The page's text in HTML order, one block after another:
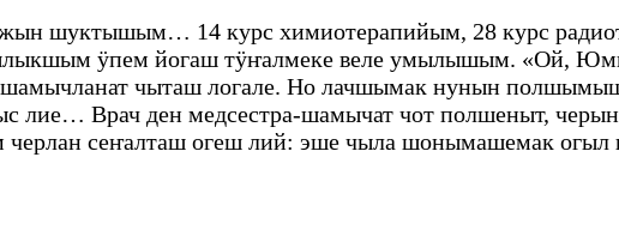
шуктышым… 14 курс химиотерапийым, 28 курс
ӱпем йогаш тӱҥалмеке веле умылышым. «Ой,
чыташ логале. Но лачшымак нунын
Врач ден медсестра-шамычат чот полшеныт,
сеҥалташ огеш лий: эше чыла шонымашемак огыл